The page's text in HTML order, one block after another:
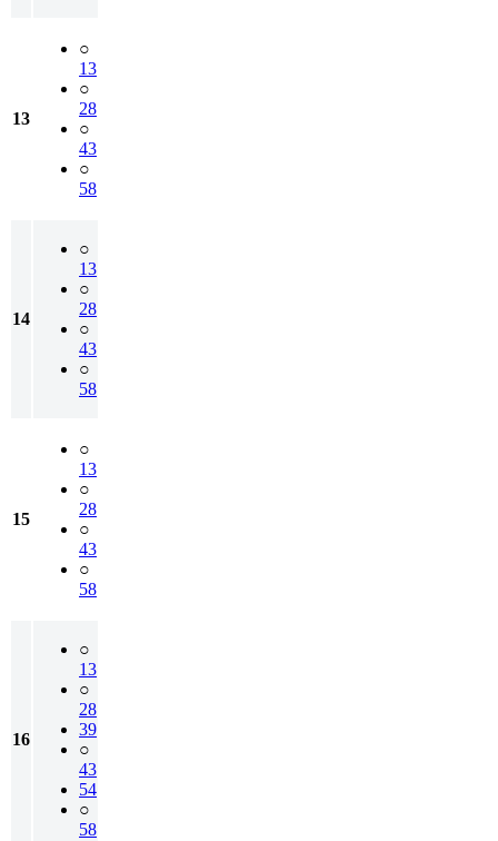
13
○
13
○
28
○
43
○
58
14
○
13
○
28
○
43
○
58
15
○
13
○
28
○
43
○
58
16
○
13
○
28
39
○
43
54
○
58